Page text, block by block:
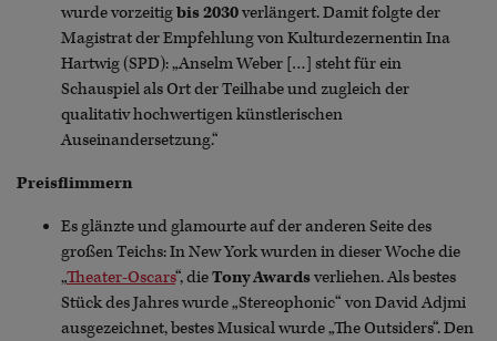
wurde vorzeitigbis 2030verlängert. Damit folgte der
Magistrat der Empfehlung von Kulturdezernentin Ina
Hartwig (SPD): „Anselm Weber […] steht für ein
Schauspiel als Ort der Teilhabe und zugleich der
qualitativ hochwertigen künstlerischen
Auseinandersetzung.“
Preisflimmern
Es glänzte und glamourte auf der anderen Seite des
großen Teichs: In New York wurden in dieser Woche die
„Theater-Oscars“, dieTony Awardsverliehen. Als bestes
Stück des Jahres wurde „Stereophonic“ von David Adjmi
ausgezeichnet, bestes Musical wurde „The Outsiders“. Den